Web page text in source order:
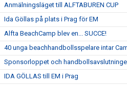
Anmälningsläget till ALFTABUREN CUP
Ida Göllas på plats i Prag för EM
Alfta BeachCamp blev en... SUCCE!
40 unga beachhandbollsspelare intar
Sponsorloppet och
IDA GÖLLAS till EM i Prag